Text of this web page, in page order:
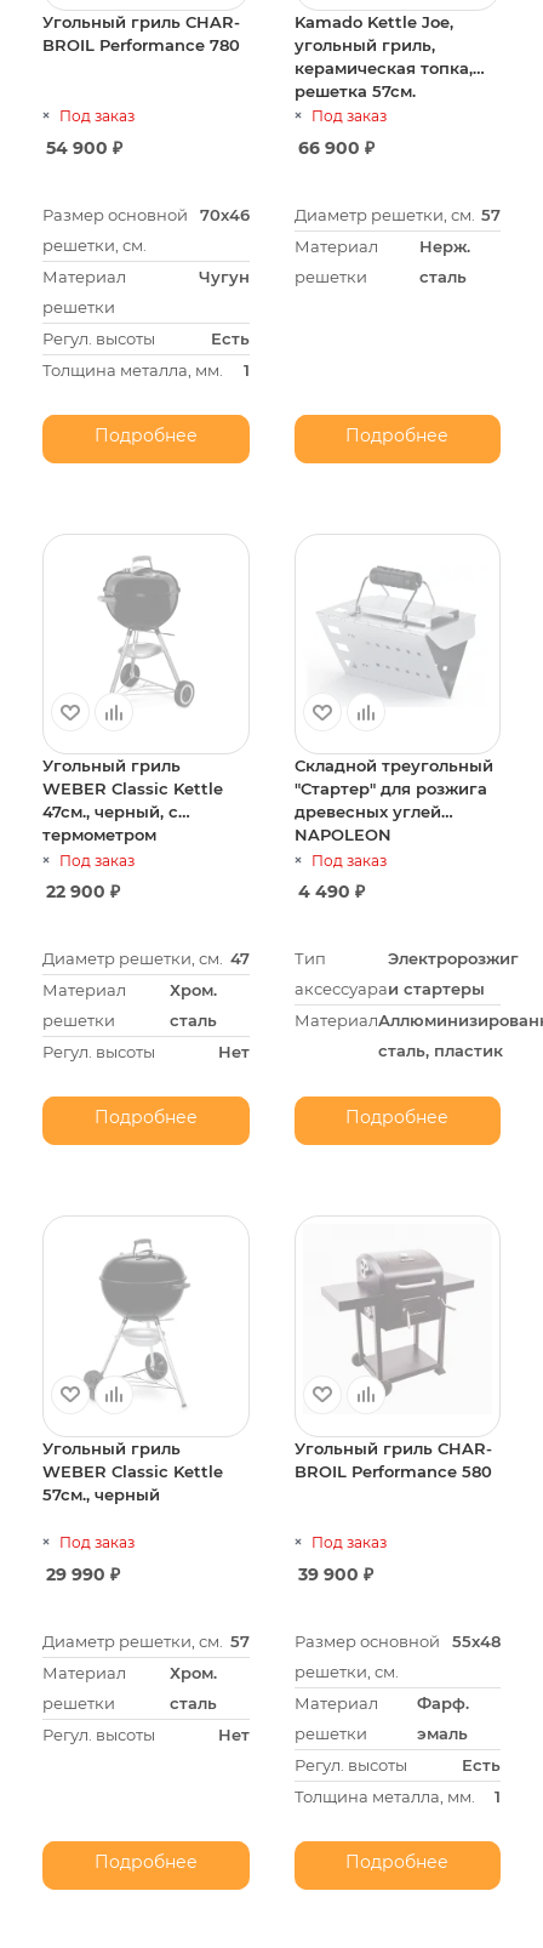
Угольный гриль CHAR-
BROIL Performance 780
Под заказ
54 900 ₽
Размер основной
решетки, см.
70х46
Материал
решетки
Чугун
Регул. высоты
Есть
Толщина металла, мм.
1
Подробнее
Kamado Kettle Joe,
угольный гриль,
керамическая топка,
решетка 57см.
Под заказ
66 900 ₽
Диаметр решетки, см. 57
Материал
решетки
Нерж.
сталь
Подробнее
Угольный гриль
WEBER Classic Kettle
47см., черный, с
термометром
Под заказ
22 900 ₽
Диаметр решетки, см.
47
Материал
решетки
Хром.
сталь
Регул. высоты
Нет
Подробнее
Складной треугольный
"Стартер" для розжига
древесных углей
NAPOLEON
Под заказ
4 490 ₽
Тип
аксессуара
Электророзжиг
и стартеры
Материал
сталь, пластик
Подробнее
Угольный гриль
WEBER Classic Kettle
57см., черный
Под заказ
29 990 ₽
Диаметр решетки, см.
57
Материал
решетки
Хром.
сталь
Регул. высоты
Нет
Подробнее
Угольный гриль CHAR-
BROIL Performance 580
Под заказ
39 900 ₽
Размер основной
решетки, см.
55х48
Материал
решетки
Фарф.
эмаль
Регул. высоты
Есть
Толщина металла, мм.
1
Подробнее